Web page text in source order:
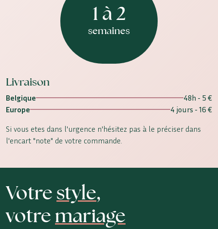
1 à 2
semaines
Livraison
Belgique
48h - 5 €
Europe
4 jours - 16 €
Si vous etes dans l'urgence n'hésitez pas à le préciser dans
l'encart "note" de votre commande.
Votrestyle,
votremariage